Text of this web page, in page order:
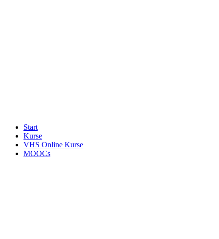
Start
Kurse
VHS Online Kurse
MOOCs